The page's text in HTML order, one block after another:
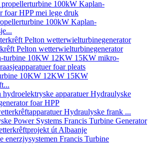
100kW Kaplan-
Pelton wetterwielturbinegenerator
10KW 12KW 15KW
Hydraulyske frank ...
enerzjysystemen Francis Turbine